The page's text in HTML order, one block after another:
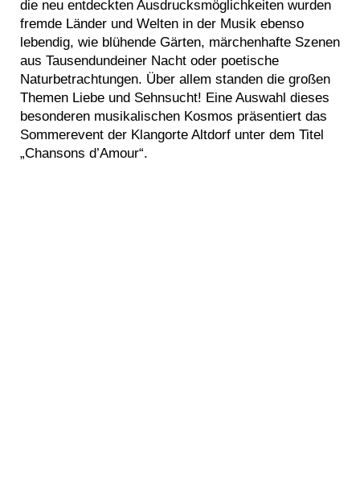
die neu entdeckten Ausdrucksmöglichkeiten wurden
fremde Länder und Welten in der Musik ebenso
lebendig, wie blühende Gärten, märchenhafte Szenen
aus Tausendundeiner Nacht oder poetische
Naturbetrachtungen. Über allem standen die großen
Themen Liebe und Sehnsucht! Eine Auswahl dieses
besonderen musikalischen Kosmos präsentiert das
Sommerevent der Klangorte Altdorf unter dem Titel
„Chansons d’Amour“.